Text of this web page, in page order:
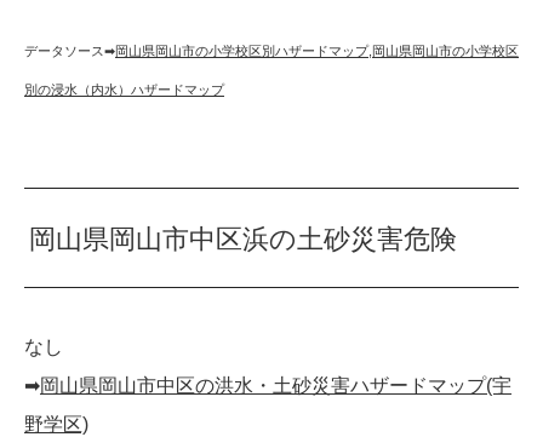
データソース➡︎岡山県岡山市の小学校区別ハザードマップ, 岡山県岡山市の小学校区
別の浸水（内水）ハザードマップ
岡山県岡山市中区浜の土砂災害危険
なし
➡︎岡山県岡山市中区の洪水・土砂災害ハザードマップ(宇
野学区)